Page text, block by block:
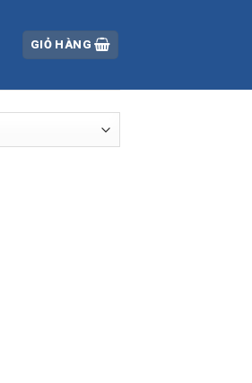
GIỎ HÀNG